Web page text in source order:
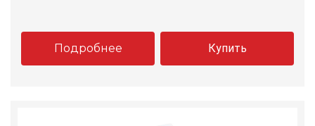
Подробнее Купить